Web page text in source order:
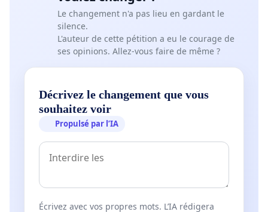
Le changement n'a pas lieu en gardant le
silence.
L'auteur de cette pétition a eu le courage de
ses opinions. Allez-vous faire de même ?
Décrivez le changement que vous
souhaitez voir
Propulsé par l’IA
Écrivez avec vos propres mots. L’IA rédigera